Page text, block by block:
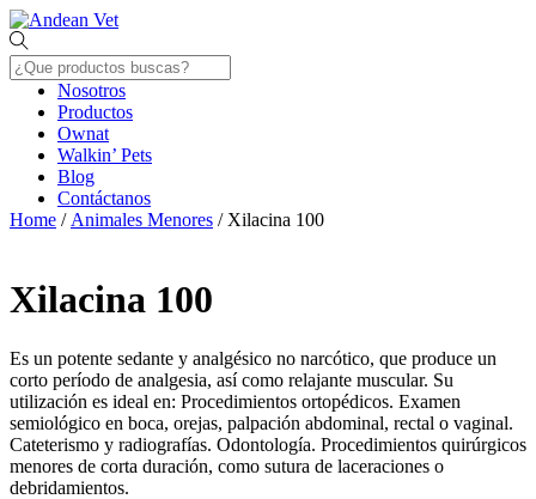
Skip
to
content
Menu
Nosotros
Productos
Ownat
Walkin’ Pets
Blog
Contáctanos
Close
Home / Animales Menores / Xilacina 100
Xilacina 100
Es un potente sedante y analgésico no narcótico, que produce un
corto período de analgesia, así como relajante muscular. Su
utilización es ideal en: Procedimientos ortopédicos. Examen
semiológico en boca, orejas, palpación abdominal, rectal o vaginal.
Cateterismo y radiografías. Odontología. Procedimientos quirúrgicos
menores de corta duración, como sutura de laceraciones o
debridamientos.